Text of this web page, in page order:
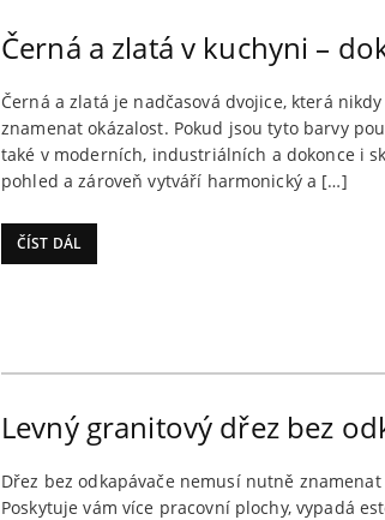
Černá a zlatá v kuchyni –
Černá a zlatá je nadčasová dvojice, která
znamenat okázalost. Pokud jsou tyto barvy
také v moderních, industriálních a dokonce i
pohled a zároveň vytváří harmonický a […]
ČÍST DÁL
Levný granitový dřez bez
Dřez bez odkapávače nemusí nutně
Poskytuje vám více pracovní plochy, vypadá